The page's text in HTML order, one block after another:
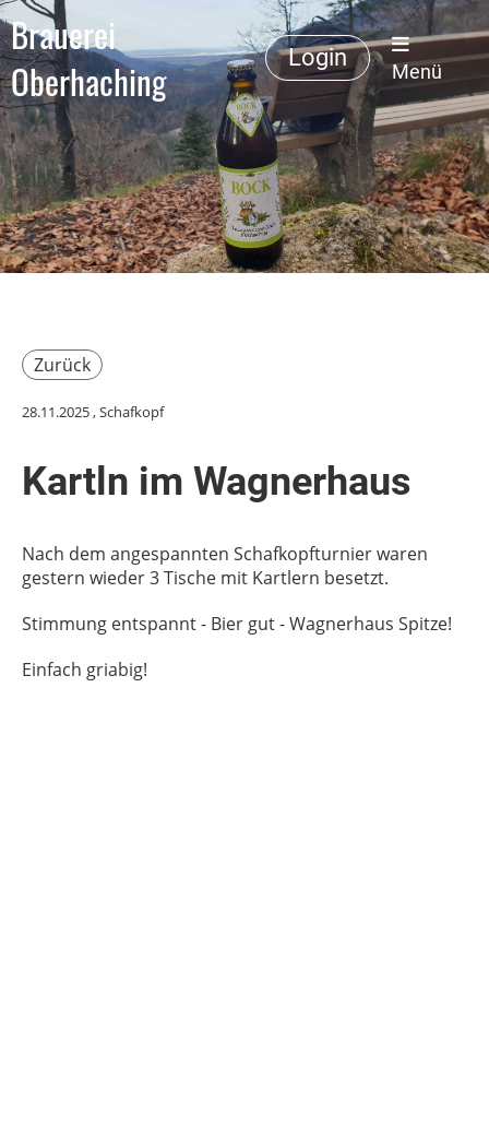
Brauerei
Oberhaching
Login
Menü
Zurück
28.11.2025, Schafkopf
Kartln im Wagnerhaus
Nach dem angespannten Schafkopfturnier waren
gestern wieder 3 Tische mit Kartlern besetzt.
Stimmung entspannt - Bier gut - Wagnerhaus Spitze!
Einfach griabig!